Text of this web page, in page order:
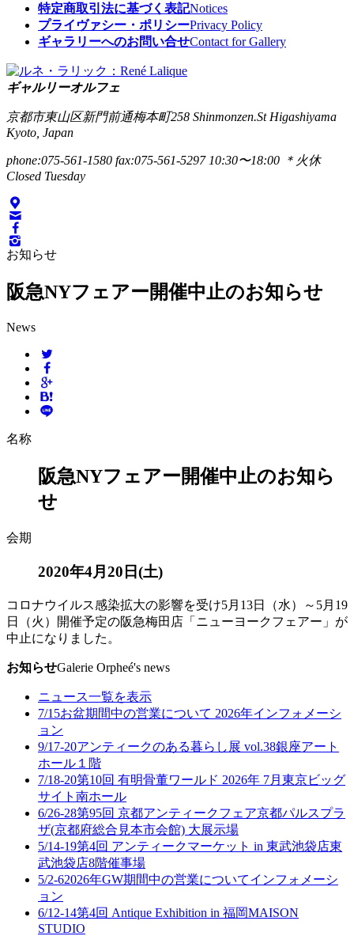
特定商取引法に基づく表記Notices
プライヴァシー・ポリシーPrivacy Policy
ギャラリーへのお問い合せContact for Gallery
ギャルリーオルフェ
京都市東山区新門前通梅本町258 Shinmonzen.St Higashiyama
Kyoto, Japan
phone:075-561-1580 fax:075-561-5297 10:30〜18:00 ＊火休
Closed Tuesday
お知らせ
阪急NYフェアー開催中止のお知らせ
News
名称
阪急NYフェアー開催中止のお知ら
せ
会期
2020年4月20日(土)
コロナウイルス感染拡大の影響を受け5月13日（水）～5月19
日（火）開催予定の阪急梅田店「ニューヨークフェアー」が
中止になりました。
お知らせGalerie Orpheé's news
ニュース一覧を表示
7/15お盆期間中の営業について 2026年インフォメーシ
ョン
9/17-20アンティークのある暮らし展 vol.38銀座アート
ホール１階
7/18-20第10回 有明骨董ワールド 2026年 7月 東京ビッグ
サイト南ホール
6/26-28第95回 京都アンティークフェア京都パルスプラ
ザ(京都府総合見本市会館) 大展示場
5/14-19第4回 アンティークマーケット in 東武池袋店東
武池袋店8階催事場
5/2-62026年GW期間中の営業についてインフォメーシ
ョン
6/12-14第4回 Antique Exhibition in 福岡MAISON
STUDIO